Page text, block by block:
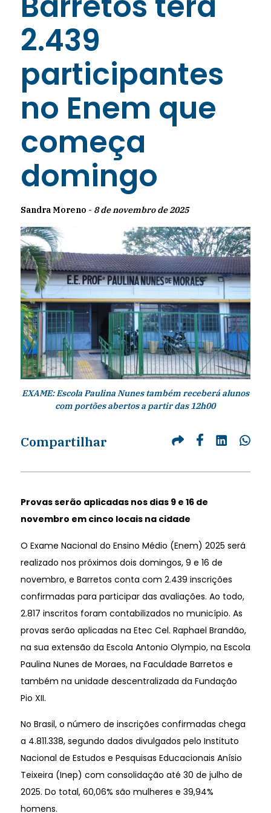
2.439
participantes
no Enem que
começa
domingo
Sandra Moreno - 8 de novembro de 2025
EXAME: Escola Paulina Nunes também receberá alunos
com portões abertos a partir das 12h00
Compartilhar
Provas serão aplicadas nos dias 9 e 16 de
novembro em cinco locais na cidade
O Exame Nacional do Ensino Médio (Enem) 2025 será
realizado nos próximos dois domingos, 9 e 16 de
novembro, e Barretos conta com 2.439 inscrições
confirmadas para participar das avaliações. Ao todo,
2.817 inscritos foram contabilizados no município. As
provas serão aplicadas na Etec Cel. Raphael Brandão,
na sua extensão da Escola Antonio Olympio, na Escola
Paulina Nunes de Moraes, na Faculdade Barretos e
também na unidade descentralizada da Fundação
Pio XII.
No Brasil, o número de inscrições confirmadas chega
a 4.811.338, segundo dados divulgados pelo Instituto
Nacional de Estudos e Pesquisas Educacionais Anísio
Teixeira (Inep) com consolidação até 30 de julho de
2025. Do total, 60,06% são mulheres e 39,94%
homens.